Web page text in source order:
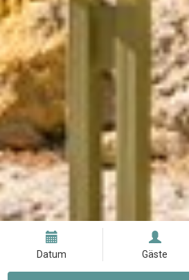
Datum Gäste